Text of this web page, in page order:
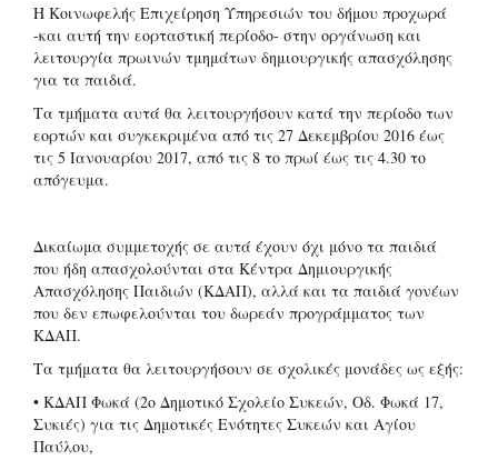
Η Κοινωφελής Επιχείρηση Υπηρεσιών του δήμου προχωρά
-και αυτή την εορταστική περίοδο- στην οργάνωση και
λειτουργία πρωινών τμημάτων δημιουργικής απασχόλησης
για τα παιδιά.
Τα τμήματα αυτά θα λειτουργήσουν κατά την περίοδο των
εορτών και συγκεκριμένα από τις 27 Δεκεμβρίου 2016 έως
τις 5 Ιανουαρίου 2017, από τις 8 το πρωί έως τις 4.30 το
απόγευμα.
Δικαίωμα συμμετοχής σε αυτά έχουν όχι μόνο τα παιδιά
που ήδη απασχολούνται στα Κέντρα Δημιουργικής
Απασχόλησης Παιδιών (ΚΔΑΠ), αλλά και τα παιδιά γονέων
που δεν επωφελούνται του δωρεάν προγράμματος των
ΚΔΑΠ.
Τα τμήματα θα λειτουργήσουν σε σχολικές μονάδες ως εξής:
• ΚΔΑΠ Φωκά (2ο Δημοτικό Σχολείο Συκεών, Οδ. Φωκά 17,
Συκιές) για τις Δημοτικές Ενότητες Συκεών και Αγίου
Παύλου,